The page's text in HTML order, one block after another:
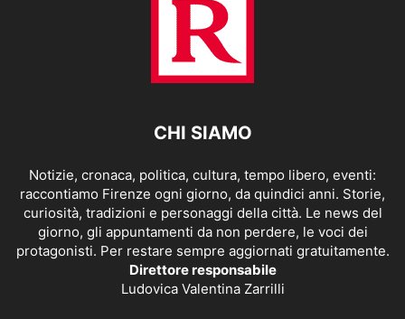
CHI SIAMO
Notizie, cronaca, politica, cultura, tempo libero, eventi:
raccontiamo Firenze ogni giorno, da quindici anni. Storie,
curiosità, tradizioni e personaggi della città. Le news del
giorno, gli appuntamenti da non perdere, le voci dei
protagonisti. Per restare sempre aggiornati gratuitamente.
Direttore responsabile
Ludovica Valentina Zarrilli